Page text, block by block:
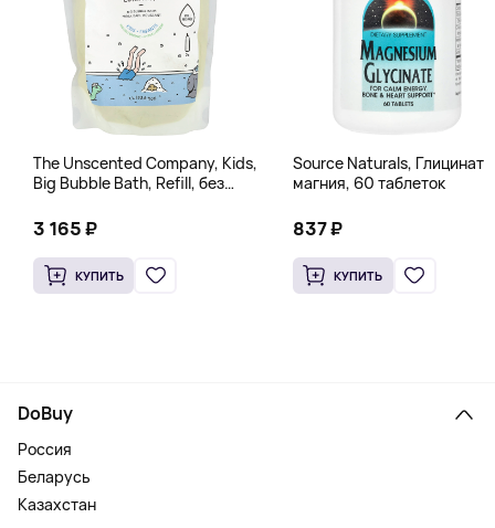
The Unscented Company, Kids,
Big Bubble Bath, Refill, без
Унции)
3 165 ₽
КУПИТЬ
Source Naturals, Глицинат
магния, 60 таблеток
837 ₽
КУПИТЬ
DoBuy
Россия
Беларусь
Казахстан